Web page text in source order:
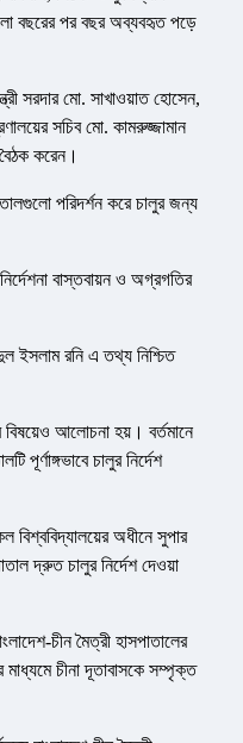
বছরের পর বছর অব্যবহৃত পড়ে
সরদার মো. সাখাওয়াত হোসেন,
সচিব মো. কামরুজ্জামান
করেন।
পরিদর্শন করে চালুর জন্য
বাস্তবায়ন ও অগ্রগতির
ইসলাম রনি এ তথ্য নিশ্চিত
বিষয়েও আলোচনা হয়। বর্তমানে
পূর্ণাঙ্গভাবে চালুর নির্দেশ
বিশ্ববিদ্যালয়ের অধীনে সুপার
দ্রুত চালুর নির্দেশ দেওয়া
চীন মৈত্রী হাসপাতালের
মাধ্যমে চীনা দূতাবাসকে সম্পৃক্ত